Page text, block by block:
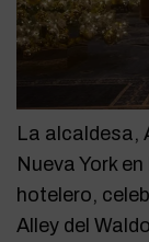
La alcaldesa,
Nueva York
hotelero,
Alley del